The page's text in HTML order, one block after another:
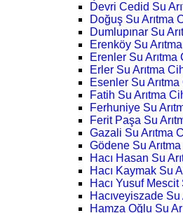
Devri Cedid Su
Doğuş Su Arıtma
Dumlupınar Su
Erenköy Su
Erenler Su Arıtma
Erler Su Arıtma
Esenler Su Arıtma
Fatih Su Arıtma
Ferhuniye Su
Ferit Paşa Su
Gazali Su Arıtma
Gödene Su Arıtma
Hacı Hasan Su
Hacı Kaymak Su
Hacı Yusuf Mescit
Hacıveyiszade Su
Hamza Oğlu Su